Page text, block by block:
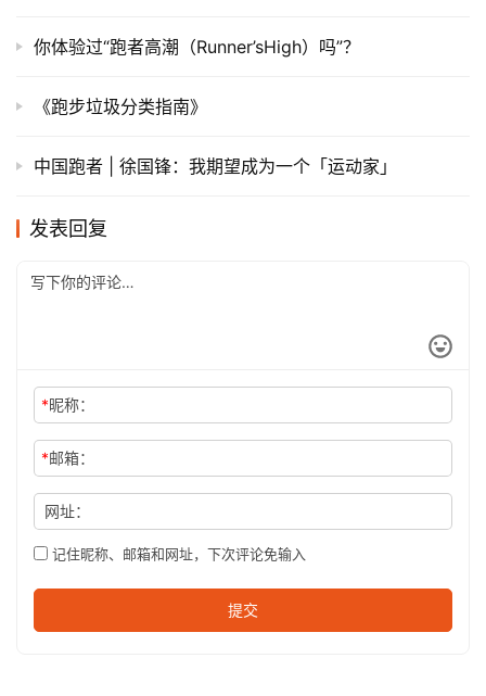
你体验过“跑者高潮（Runner’sHigh）吗”？
《跑步垃圾分类指南》
中国跑者 | 徐国锋：我期望成为一个「运动家」
发表回复
*昵称：
*邮箱：
网址：
记住昵称、邮箱和网址，下次评论免输入
提交